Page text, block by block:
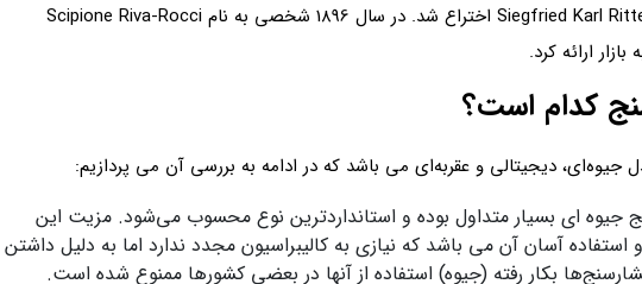
سال 1881 توسط Siegfried Karl Ritter von Basch اختراع شد. در سال 1896 شخصی به نام Scipione Riva-Rocci
ارائه کرد.
کدام است؟
دیجیتالی و عقربه‌ای می باشد که در ادامه به بررسی آن می پردازیم:
جیوه ای بسیار متداول بوده و استانداردترین نوع محسوب می‌شود. مزیت این
آسان آن می باشد که نیازی به کالیبراسیون مجدد ندارد اما به دلیل داشتن
بکار رفته (جیوه) استفاده از آنها در بعضی کشورها ممنوع شده است.